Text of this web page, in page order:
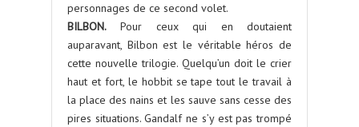
personnages de ce second volet.
BILBON. Pour ceux qui en doutaient
auparavant, Bilbon est le véritable héros de
cette nouvelle trilogie. Quelqu’un doit le crier
haut et fort, le hobbit se tape tout le travail à
la place des nains et les sauve sans cesse des
pires situations. Gandalf ne s’y est pas trompé